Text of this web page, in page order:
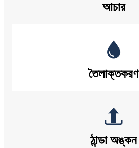
আচার
তৈলাক্তকরণ
ঠান্ডা অঙ্কন